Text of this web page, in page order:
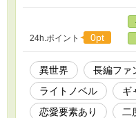
は、カクヨム、小説家にな
24h.ポイント 0pt
異世界 長編ファ
ライトノベル
ギ
恋愛要素あり
二